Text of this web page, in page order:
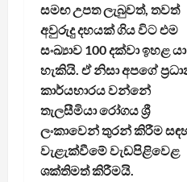
සමඟ උපත ලැබුවත්, තවත්
අවුරුදු දහයක් ගිය විට එම
සංඛ්‍යාව 100 දක්වා ඉහළ යා
හැකියි. ඒ නිසා අපගේ
කාර්යභාරය වන්නේ
තැලසීමියා රෝගය ශ්‍රී
ලංකාවෙන් තුරන් කිරීම
වැළැක්වීමේ වැඩපිළිවෙළ
ශක්තිමත් කිරීමයි.